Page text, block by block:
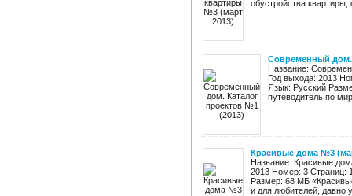
обустройства квартиры,
Современный дом.
Название:
Год выхода: 2013
Язык: Русский
путеводитель по
Красивые дома №3
Название: Красивые
2013 Номер: 3 Страниц:
Размер: 68 МБ
и для любителей, давно